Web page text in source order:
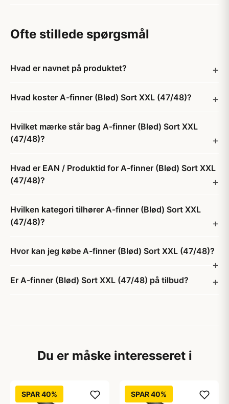
Ofte stillede spørgsmål
Hvad er navnet på produktet?
Hvad koster A-finner (Blød) Sort XXL (47/48)?
Hvilket mærke står bag A-finner (Blød) Sort XXL
(47/48)?
Hvad er EAN / Produktid for A-finner (Blød) Sort XXL
(47/48)?
Hvilken kategori tilhører A-finner (Blød) Sort XXL
(47/48)?
Hvor kan jeg købe A-finner (Blød) Sort XXL (47/48)?
Er A-finner (Blød) Sort XXL (47/48) på tilbud?
Du er måske interesseret i
SPAR 40% SPAR 40%